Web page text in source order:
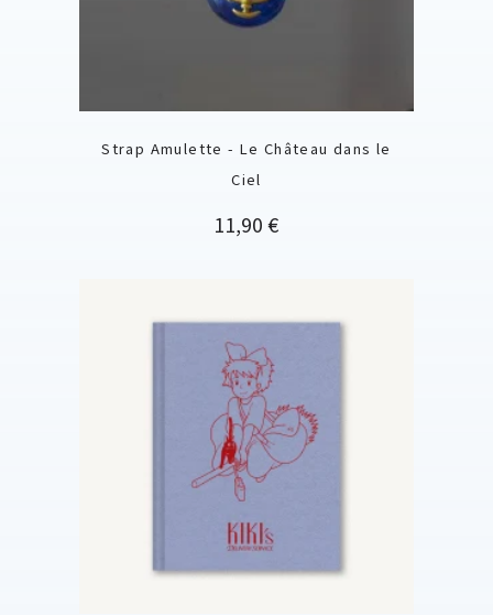
Strap Amulette - Le Château dans le
Ciel
Prix
11,90 €